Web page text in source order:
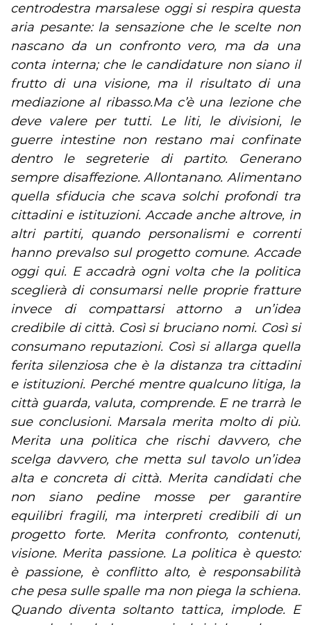
centrodestra marsalese oggi si respira questa
aria pesante: la sensazione che le scelte non
nascano da un confronto vero, ma da una
conta interna; che le candidature non siano il
frutto di una visione, ma il risultato di una
mediazione al ribasso.Ma c’è una lezione che
deve valere per tutti. Le liti, le divisioni, le
guerre intestine non restano mai confinate
dentro le segreterie di partito. Generano
sempre disaffezione. Allontanano. Alimentano
quella sfiducia che scava solchi profondi tra
cittadini e istituzioni. Accade anche altrove, in
altri partiti, quando personalismi e correnti
hanno prevalso sul progetto comune. Accade
oggi qui. E accadrà ogni volta che la politica
sceglierà di consumarsi nelle proprie fratture
invece di compattarsi attorno a un’idea
credibile di città. Così si bruciano nomi. Così si
consumano reputazioni. Così si allarga quella
ferita silenziosa che è la distanza tra cittadini
e istituzioni. Perché mentre qualcuno litiga, la
città guarda, valuta, comprende. E ne trarrà le
sue conclusioni. Marsala merita molto di più.
Merita una politica che rischi davvero, che
scelga davvero, che metta sul tavolo un’idea
alta e concreta di città. Merita candidati che
non siano pedine mosse per garantire
equilibri fragili, ma interpreti credibili di un
progetto forte. Merita confronto, contenuti,
visione. Merita passione. La politica è questo:
è passione, è conflitto alto, è responsabilità
che pesa sulle spalle ma non piega la schiena.
Quando diventa soltanto tattica, implode. E